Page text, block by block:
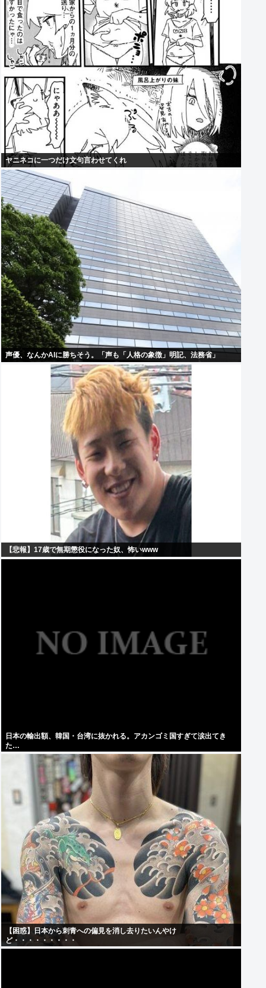
ヤニネコに一つだけ文句言わせてくれ
声優、なんかAIに勝ちそう。「声も「人格の象徴」明記、法務省」
【悲報】17歳で無期懲役になった奴、怖いwww
日本の輸出額、韓国・台湾に抜かれる。アカンゴミ国すぎて涙出てき
た…
【困惑】日本から刺青への偏見を消し去りたいんやけ
ど・・・・・・・・・